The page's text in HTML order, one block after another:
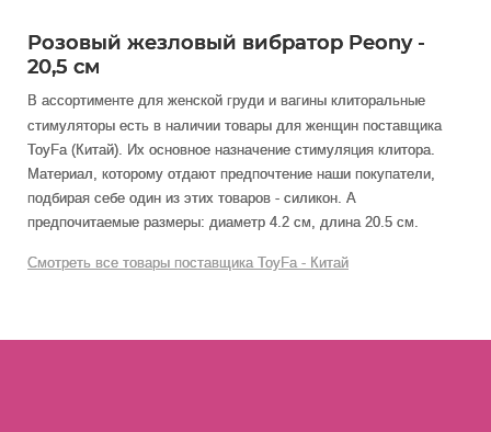
Розовый жезловый вибратор Peony -
20,5 см
В ассортименте для женской груди и вагины клиторальные
стимуляторы есть в наличии товары для женщин поставщика
ToyFa (Китай). Их основное назначение стимуляция клитора
Материал, которому отдают предпочтение наши покупатели,
подбирая себе один из этих товаров - силикон. А
предпочитаемые размеры: диаметр 4.2 см, длина 20.5 см.
Смотреть все товары поставщика ToyFa - Китай